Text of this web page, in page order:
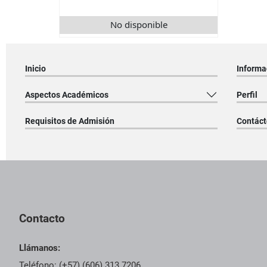
No disponible
Inicio
Aspectos Académicos Perfil
Requisitos de Admisión
Contacto
Llámanos: